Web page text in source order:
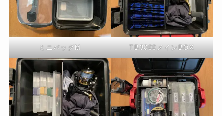
ミニバッグM TB3000メインBOX